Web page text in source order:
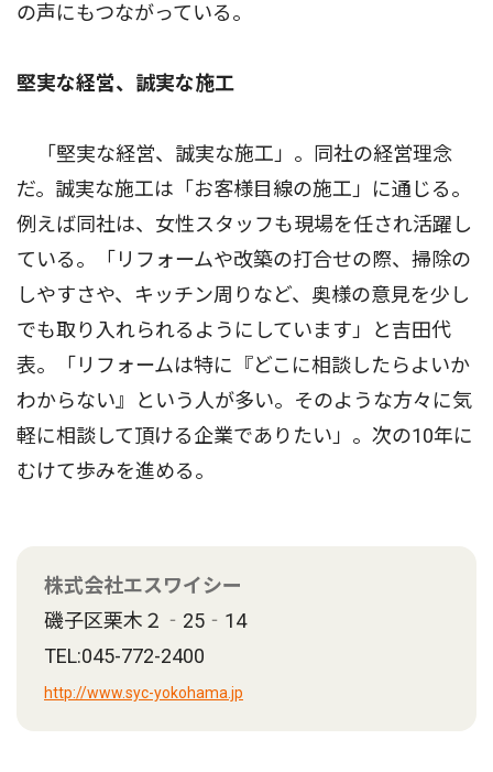
の声にもつながっている。
堅実な経営、誠実な施工
「堅実な経営、誠実な施工」。同社の経営理念
だ。誠実な施工は「お客様目線の施工」に通じる。
例えば同社は、女性スタッフも現場を任され活躍し
ている。「リフォームや改築の打合せの際、掃除の
しやすさや、キッチン周りなど、奥様の意見を少し
でも取り入れられるようにしています」と吉田代
表。「リフォームは特に『どこに相談したらよいか
わからない』という人が多い。そのような方々に気
軽に相談して頂ける企業でありたい」。次の10年に
むけて歩みを進める。
株式会社エスワイシー
磯子区栗木２‐25‐14
TEL:045-772-2400
http://www.syc-yokohama.jp